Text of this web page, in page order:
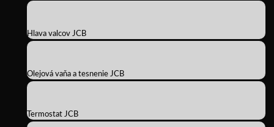
Hlava valcov JCB
Olejová vaňa a tesnenie JCB
Termostat JCB